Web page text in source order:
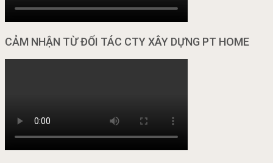
CẢM NHẬN TỪ ĐỐI TÁC CTY XÂY DỰNG PT HOME